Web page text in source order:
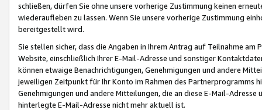
schließen, dürfen Sie ohne unsere vorherige Zustimmung keinen
wiederaufleben zu lassen. Wenn Sie unsere vorherige Zustimmung
bereitgestellt wird.
Sie stellen sicher, dass die Angaben in Ihrem Antrag auf Teilnahme
Website, einschließlich Ihrer E-Mail-Adresse und sonstiger
können etwaige Benachrichtigungen, Genehmigungen und andere
jeweiligen Zeitpunkt für Ihr Konto im Rahmen des Partnerprogramms
Genehmigungen und andere Mitteilungen, die an diese E-Mail-
hinterlegte E-Mail-Adresse nicht mehr aktuell ist.